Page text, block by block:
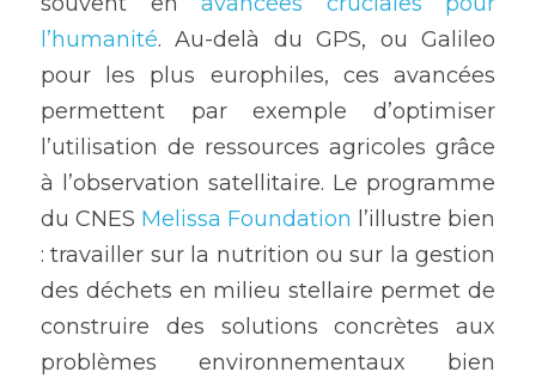
l’humanité. Au-delà du GPS, ou Galileo
pour les plus europhiles, ces avancées
permettent par exemple d’optimiser
l’utilisation de ressources agricoles grâce
à l’observation satellitaire. Le programme
du CNES Melissa Foundation l’illustre bien
: travailler sur la nutrition ou sur la gestion
des déchets en milieu stellaire permet de
construire des solutions concrètes aux
problèmes environnementaux bien